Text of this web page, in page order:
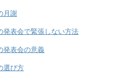
月謝
発表会で緊張しない方法
発表会の意義
選び方